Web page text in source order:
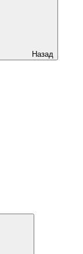
Назад